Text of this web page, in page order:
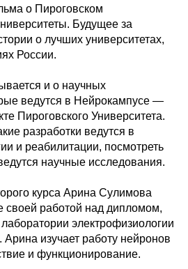
о Пироговском
Будущее за
о лучших университетах,
России.
и о научных
ведутся в Нейрокампусе —
Пироговского Университета.
разработки ведутся в
и реабилитации, посмотреть
научные исследования.
курса Арина Сулимова
своей работой над дипломом,
электрофизиологии
изучает работу нейронов
и функционирование.